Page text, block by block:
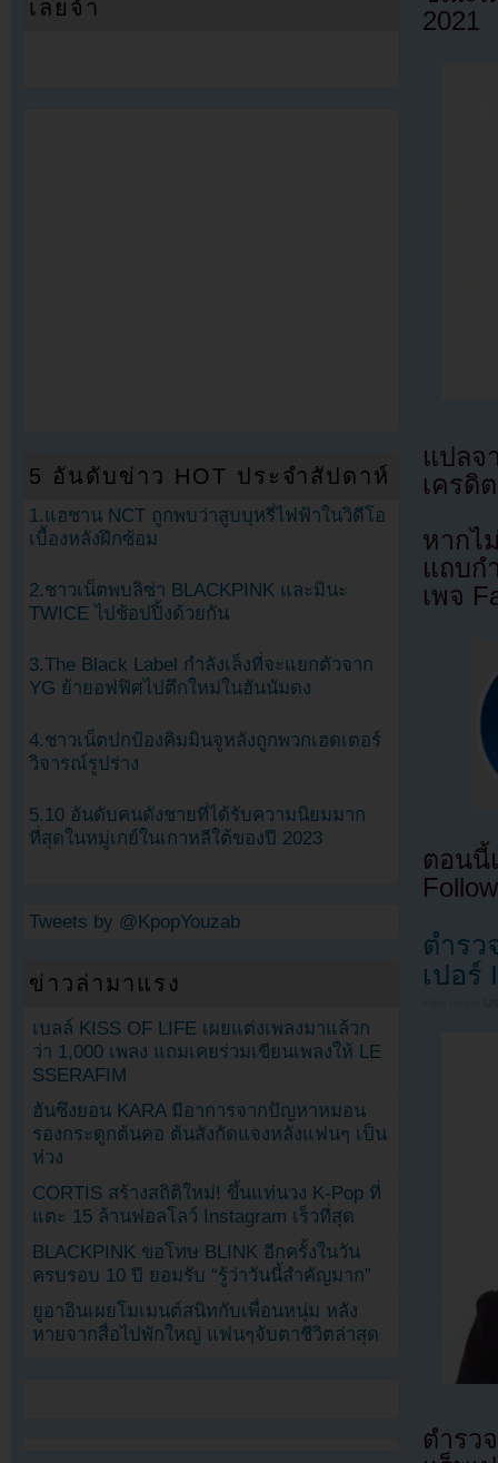
2021
แปล
เครดิ
หากไ
แถบก
เพจ
ตอนนี้
ตำรว
เปอร์
ตำรว
เลยจ้า
5 อันดับข่าว HOT ประจำสัปดาห์
1.แฮชาน NCT ถูกพบว่าสูบบุหรี่ไฟฟ้าในวิดีโอ
เบื้องหลังฝึกซ้อม
2.ชาวเน็ตพบลิซ่า BLACKPINK และมินะ
TWICE ไปช้อปปิ้งด้วยกัน
3.The Black Label กำลังเล็งที่จะแยกตัวจาก
YG ย้ายอฟฟิศไปตึกใหม่ในฮันนัมดง
4.ชาวเน็ตปกป้องคิมมินจูหลังถูกพวกเฮดเตอร์
วิจารณ์รูปร่าง
5.10 อันดับคนดังชายที่ได้รับความนิยมมาก
ที่สุดในหมู่เกย์ในเกาหลีใต้ของปี 2023
Tweets by @KpopYouzab
ข่าวล่ามาแรง
เบลล์ KISS OF LIFE เผยแต่งเพลงมาแล้วก
ว่า 1,000 เพลง แถมเคยร่วมเขียนเพลงให้ LE
SSERAFIM
ฮันซึงยอน KARA มีอาการจากปัญหาหมอน
รองกระดูกต้นคอ ต้นสังกัดแจงหลังแฟนๆ เป็น
ห่วง
CORTIS สร้างสถิติใหม่! ขึ้นแท่นวง K-Pop ที่
แตะ 15 ล้านฟอลโลว์ Instagram เร็วที่สุด
BLACKPINK ขอโทษ BLINK อีกครั้งในวัน
ครบรอบ 10 ปี ยอมรับ “รู้ว่าวันนี้สำคัญมาก”
ยูอาอินเผยโมเมนต์สนิทกับเพื่อนหนุ่ม หลัง
หายจากสื่อไปพักใหญ่ แฟนๆจับตาชีวิตล่าสุด